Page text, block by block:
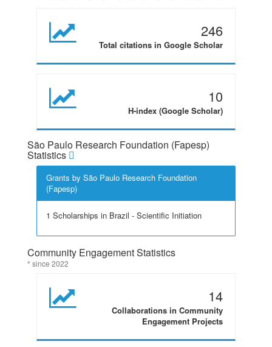
246
Total citations in Google Scholar
10
H-index (Google Scholar)
São Paulo Research Foundation (Fapesp)
Statistics
Grants by São Paulo Research Foundation
(Fapesp)
1 Scholarships in Brazil - Scientific Initiation
Community Engagement Statistics
* since 2022
14
Collaborations in Community
Engagement Projects